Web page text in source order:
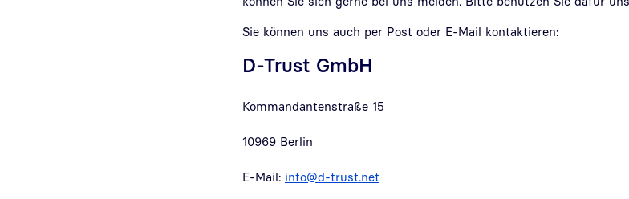
Sie können uns auch per Post oder E-Mail kontaktieren:
D-Trust GmbH
Kommandantenstraße 15
10969 Berlin
E-Mail: info@d-trust.net